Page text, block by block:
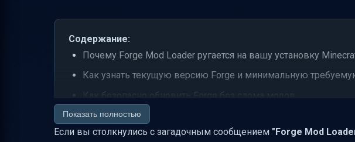
Содержание:
Почему Forge Mod Loader ругается на вашу установку
Как узнать текущую версию Forge и минимальную
Как безопасно обновить Forge без слома модов
Где искать и как читать файл ForgeModLoader-client-0.log
Проверяем совместимость Thaumcraft и других модов с
Показать полностью
Если вы столкнулись с загадочным сообщением "Forge Mod